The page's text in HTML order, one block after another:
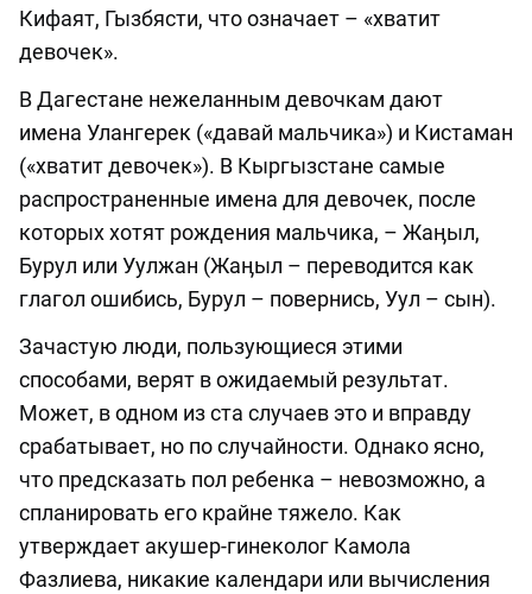
Кифаят, Гызбясти, что означает – «хватит
девочек».
В Дагестане нежеланным девочкам дают
имена Улангерек («давай мальчика») и Кистаман
(«хватит девочек»). В Кыргызстане самые
распространенные имена для девочек, после
которых хотят рождения мальчика, – Жаӊыл,
Бурул или Уулжан (Жаӊыл – переводится как
глагол ошибись, Бурул – повернись, Уул – сын).
Зачастую люди, пользующиеся этими
способами, верят в ожидаемый результат.
Может, в одном из ста случаев это и вправду
срабатывает, но по случайности. Однако ясно,
что предсказать пол ребенка – невозможно, а
спланировать его крайне тяжело. Как
утверждает акушер-гинеколог Камола
Фазлиева, никакие календари или вычисления